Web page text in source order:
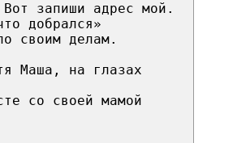
запиши адрес мой.
добрался»
своим делам.
Маша, на глазах
со своей мамой